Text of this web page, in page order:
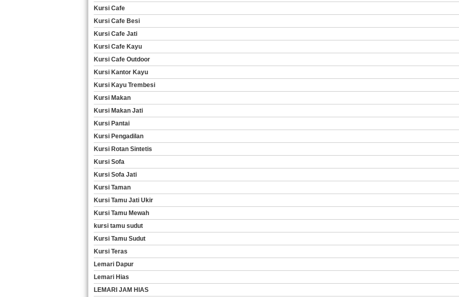
Kursi Cafe
Kursi Cafe Besi
Kursi Cafe Jati
Kursi Cafe Kayu
Kursi Cafe Outdoor
Kursi Kantor Kayu
Kursi Kayu Trembesi
Kursi Makan
Kursi Makan Jati
Kursi Pantai
Kursi Pengadilan
Kursi Rotan Sintetis
Kursi Sofa
Kursi Sofa Jati
Kursi Taman
Kursi Tamu Jati Ukir
Kursi Tamu Mewah
kursi tamu sudut
Kursi Tamu Sudut
Kursi Teras
Lemari Dapur
Lemari Hias
LEMARI JAM HIAS